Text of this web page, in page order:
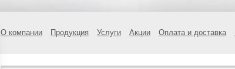
О компании Продукция Услуги Акции Оплата и доставка